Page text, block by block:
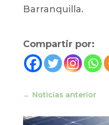
Barranquilla.
Compartir por:
← Noticias anterior